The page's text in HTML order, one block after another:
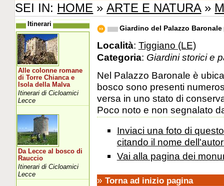
SEI IN: HOME »ARTE E NATURA»
Giardino del Palazzo Baronale
Località: Tiggiano (LE)
Categoria: Giardini storici e
Nel Palazzo Baronale è
bosco sono presenti
versa in uno stato di
Poco noto e non segnalato
Inviaci una foto di
citando il nome
Vai alla pagina dei
» Torna ad inizio pagina
Itinerari
Alle colonne romane
di Torre Chianca e
Isola della Malva
Itinerari di Cicloamici
Lecce
Da Lecce al bosco di
Rauccio
Itinerari di Cicloamici
Lecce